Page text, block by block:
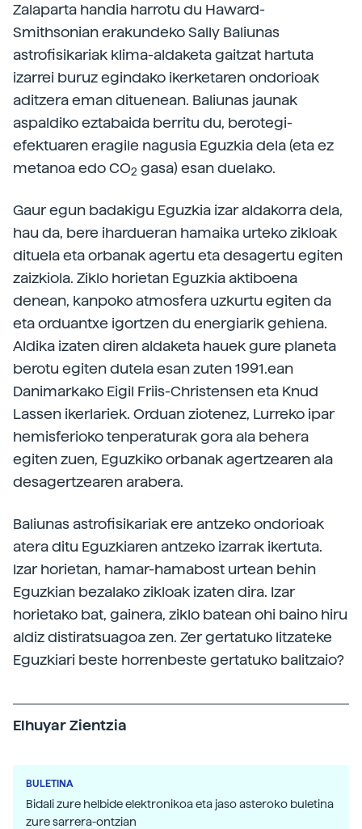
Zalaparta handia harrotu du Haward-
Smithsonian erakundeko Sally Baliunas
astrofisikariak klima-aldaketa gaitzat hartuta
izarrei buruz egindako ikerketaren ondorioak
aditzera eman dituenean. Baliunas jaunak
aspaldiko eztabaida berritu du, berotegi-
efektuaren eragile nagusia Eguzkia dela (eta ez
metanoa edo CO2 gasa) esan duelako.
Gaur egun badakigu Eguzkia izar aldakorra dela,
hau da, bere ihardueran hamaika urteko zikloak
dituela eta orbanak agertu eta desagertu egiten
zaizkiola. Ziklo horietan Eguzkia aktiboena
denean, kanpoko atmosfera uzkurtu egiten da
eta orduantxe igortzen du energiarik gehiena.
Aldika izaten diren aldaketa hauek gure planeta
berotu egiten dutela esan zuten 1991.ean
Danimarkako Eigil Friis-Christensen eta Knud
Lassen ikerlariek. Orduan ziotenez, Lurreko ipar
hemisferioko tenperaturak gora ala behera
egiten zuen, Eguzkiko orbanak agertzearen ala
desagertzearen arabera.
Baliunas astrofisikariak ere antzeko ondorioak
atera ditu Eguzkiaren antzeko izarrak ikertuta.
Izar horietan, hamar-hamabost urtean behin
Eguzkian bezalako zikloak izaten dira. Izar
horietako bat, gainera, ziklo batean ohi baino hiru
aldiz distiratsuagoa zen. Zer gertatuko litzateke
Eguzkiari beste horrenbeste gertatuko balitzaio?
Elhuyar Zientzia
BULETINA
Bidali zure helbide elektronikoa eta jaso asteroko buletina
zure sarrera-ontzian